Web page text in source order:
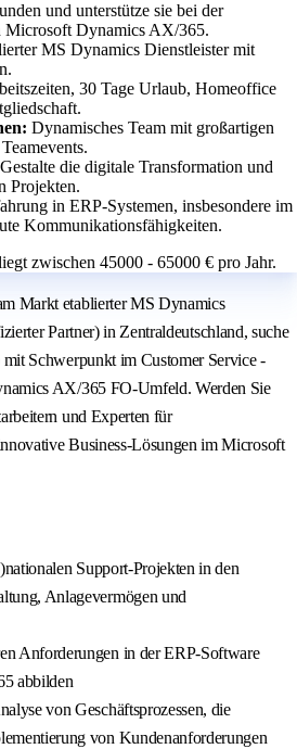
und unterstütze sie bei der
Microsoft Dynamics AX/365.
MS Dynamics Dienstleister mit
30 Tage Urlaub, Homeoffice
Dynamisches Team mit großartigen
Gestalte die digitale Transformation und
Projekten.
in ERP-Systemen, insbesondere im
Kommunikationsfähigkeiten.
zwischen 45000 - 65000 € pro Jahr.
Markt etablierter MS Dynamics
Partner) in Zentraldeutschland, suche
Schwerpunkt im Customer Service -
AX/365 FO-Umfeld. Werden Sie
und Experten für
Business-Lösungen im Microsoft
Support-Projekten in den
Anlagevermögen und
Anforderungen in der ERP-Software
abbilden
von Geschäftsprozessen, die
von Kundenanforderungen